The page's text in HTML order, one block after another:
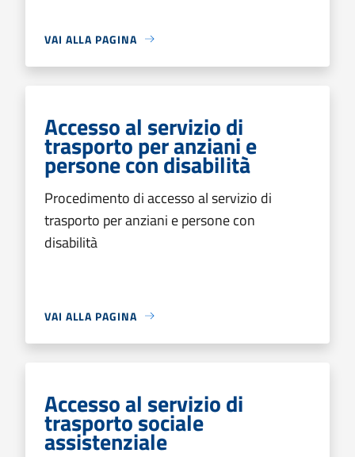
VAI ALLA PAGINA
Accesso al servizio di
trasporto per anziani e
persone con disabilità
Procedimento di accesso al servizio di
trasporto per anziani e persone con
disabilità
VAI ALLA PAGINA
Accesso al servizio di
trasporto sociale
assistenziale